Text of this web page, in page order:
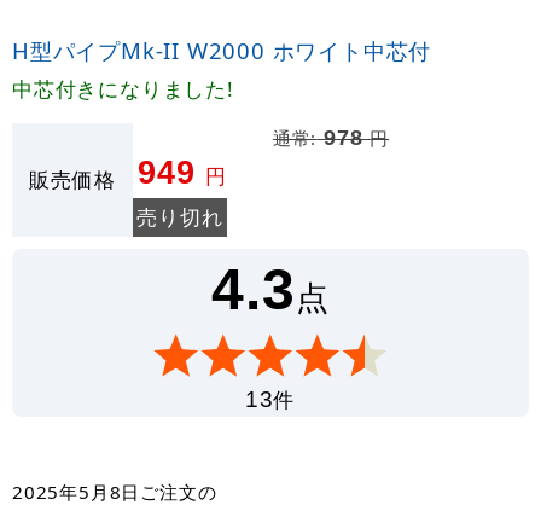
H型パイプMk-II W2000 ホワイト中芯付
中芯付きになりました!
販売価格
通常:978円
949 円
売り切れ
4.3点
13件
2025年5月8日 ご注文の